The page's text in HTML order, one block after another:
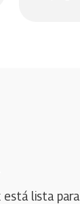
está lista para